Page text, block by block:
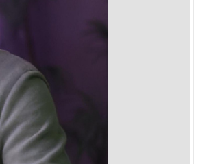
Estruturação de TCC